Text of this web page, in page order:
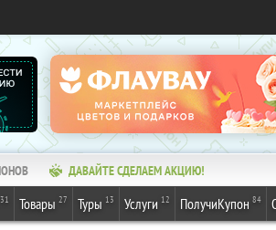
ДАВАЙТЕ СДЕЛАЕМ АКЦИЮ!
31 Товары 27 Туры 13 Услуги 12 ПолучиКупон 84